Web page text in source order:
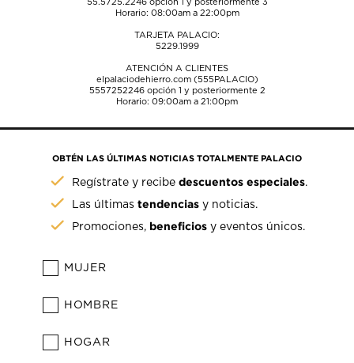
55.5725.2246opción 1 y posteriormente 3
Horario: 08:00am a 22:00pm
TARJETA PALACIO:
5229.1999
ATENCIÓN A CLIENTES
elpalaciodehierro.com (555PALACIO)
5557252246opción 1 y posteriormente 2
Horario: 09:00am a 21:00pm
OBTÉN LAS ÚLTIMAS NOTICIAS TOTALMENTE PALACIO
Regístrate y recibedescuentos especiales.
Las últimastendencias y noticias.
Promociones, beneficios y eventos únicos.
MUJER
HOMBRE
HOGAR